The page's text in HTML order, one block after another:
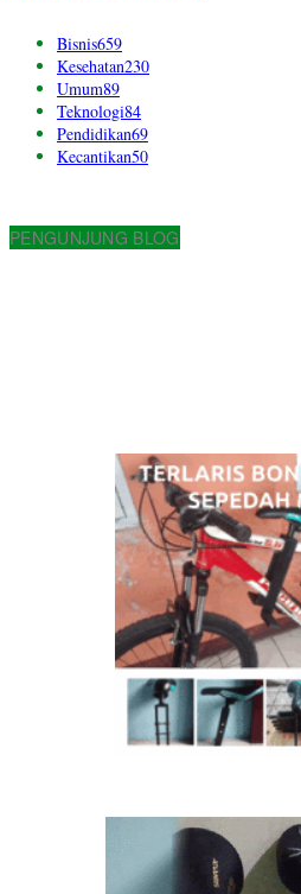
Bisnis659
Kesehatan230
Umum89
Teknologi84
Pendidikan69
Kecantikan50
PENGUNJUNG BLOG